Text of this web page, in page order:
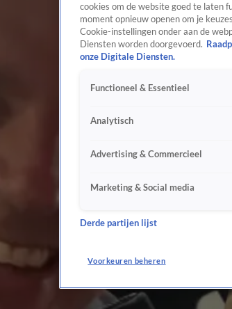
cookies om de website goed te laten
moment opnieuw openen om je
Cookie-instellingen onder aan de
Diensten worden doorgevoerd.
onze Digitale Diensten.
Functioneel & Essentieel
Analytisch
Advertising & Commercieel
Marketing & Social media
Derde partijen lijst
Voorkeuren beheren